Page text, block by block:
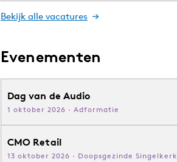
Bekijk alle vacatures
Evenementen
Dag van de Audio
1 oktober 2026 · Adformatie
CMO Retail
13 oktober 2026 · Doopsgezinde Singelkerk